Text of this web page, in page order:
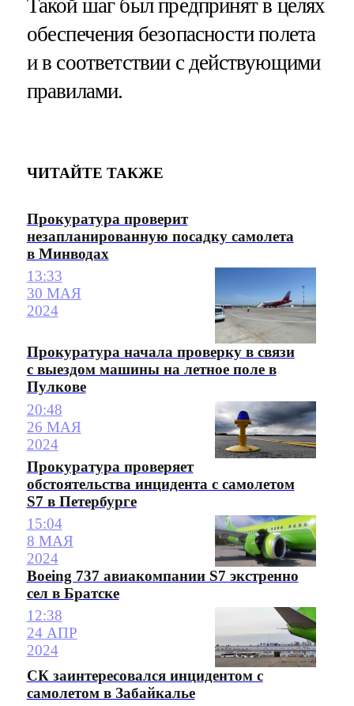
Такой шаг был предпринят в целях
обеспечения безопасности полета
и в соответствии с действующими
правилами.
ЧИТАЙТЕ ТАКЖЕ
Прокуратура проверит
незапланированную посадку самолета
в Минводах
13:33
30 МАЯ
2024
Прокуратура начала проверку в связи
с выездом машины на летное поле в
Пулкове
20:48
26 МАЯ
2024
Прокуратура проверяет
обстоятельства инцидента с самолетом
S7 в Петербурге
15:04
8 МАЯ
2024
Boeing 737 авиакомпании S7 экстренно
сел в Братске
12:38
24 АПР
2024
СК заинтересовался инцидентом с
самолетом в Забайкалье